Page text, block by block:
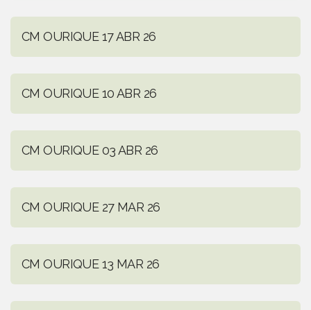
CM OURIQUE 17 ABR 26
CM OURIQUE 10 ABR 26
CM OURIQUE 03 ABR 26
CM OURIQUE 27 MAR 26
CM OURIQUE 13 MAR 26